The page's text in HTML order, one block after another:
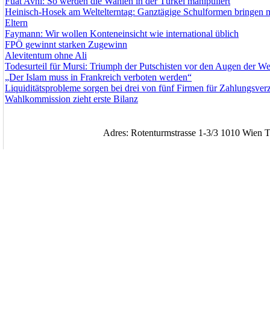
Heinisch-Hosek am Weltelterntag: Ganztägige Schulformen bringen
Eltern
Faymann: Wir wollen Konteneinsicht wie international üblich
FPÖ gewinnt starken Zugewinn
Alevitentum ohne Ali
Todesurteil für Mursi: Triumph der Putschisten vor den Augen der
„Der Islam muss in Frankreich verboten werden“
Liquiditätsprobleme sorgen bei drei von fünf Firmen für
Wahlkommission zieht erste Bilanz
Adres: Rotenturmstrasse 1-3/3 1010 Wien